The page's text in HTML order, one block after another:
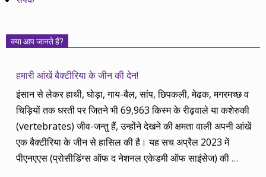
क्या आप जानते हैं?
हमारी आंखें बैक्टीरिया के जीन की देन!
इंसान से लेकर हाथी, घोड़ा, गाय-बैल, सांप, छिपकली, मेढक, मगरमच्छ व
चिड़ियों तक धरती पर जितने भी 69,963 किस्म के रीढ़वाले या कशेरुकी
(vertebrates) जीव-जन्तु हैं, उन्होंने देखने की क्षमता वाली अपनी आंखें
एक बैक्टीरिया के जीन से हासिल की है। यह सच अप्रैल 2023 में
पीएनएएस (प्रोसीडिंग्स ऑफ द नेशनल एकेडमी ऑफ साइंसेज) की…